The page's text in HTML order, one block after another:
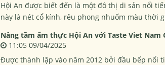
Hội An được biết đến là một đô thị di sản nổi
này là nét cổ kính, rêu phong nhuốm màu thời
Nâng tầm ẩm thực Hội An với Taste Viet Nam
11:05 09/04/2025
Được thành lập vào năm 2012 bởi đầu bếp nổi